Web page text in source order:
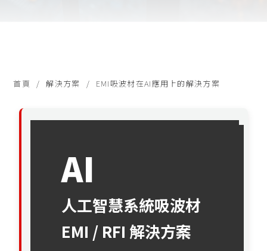
首頁 解決方案 EMI吸波材在AI應用上的解決方案
AI
人工智慧系統吸波材
EMI / RFI 解決方案